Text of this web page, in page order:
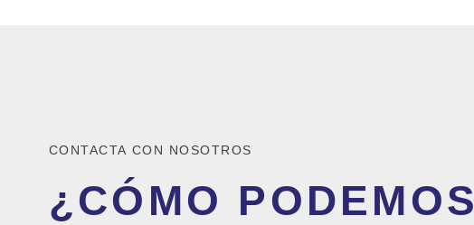
CONTACTA CON NOSOTROS
¿CÓMO PODEMOS